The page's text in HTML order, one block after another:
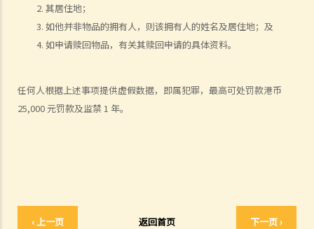
其居住地；
如他并非物品的拥有人，则该拥有人的姓名及居住地；及
如申请赎回物品，有关其赎回申请的具体资料。
任何人根据上述事项提供虚假数据，即属犯罪，最高可处罚款港币
25,000 元罚款及监禁 1 年。
‹ 上一页 返回首页 下一页 ›
6. 重新商议敲诈性交易
7. 对持牌放债人的投诉
8. 常见问题
2. 放债人能否通过合约避免《放债人条例》（第163章）的规管？
3. 《放债人条例》（第163章）是否涵盖租购交易？
3. 申请牌照的资格要求是什么？